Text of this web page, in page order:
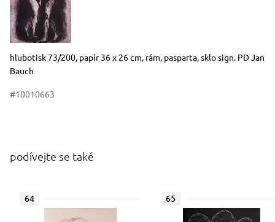
Rozměry
Stručný popis předmětu
hlubotisk 73/200, papír 36 x 26 cm, rám, pasparta, sklo sign. PD Jan
Bauch
#10010663
podívejte se také
64 65